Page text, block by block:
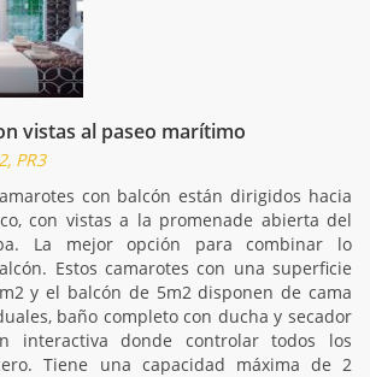
vistas al paseo marítimo
PR3
con balcón están dirigidos hacia
con vistas a la promenade abierta del
La mejor opción para combinar lo
Estos camarotes con una superficie
y el balcón de 5m2 disponen de cama
baño completo con ducha y secador
interactiva donde controlar todos los
Tiene una capacidad máxima de 2